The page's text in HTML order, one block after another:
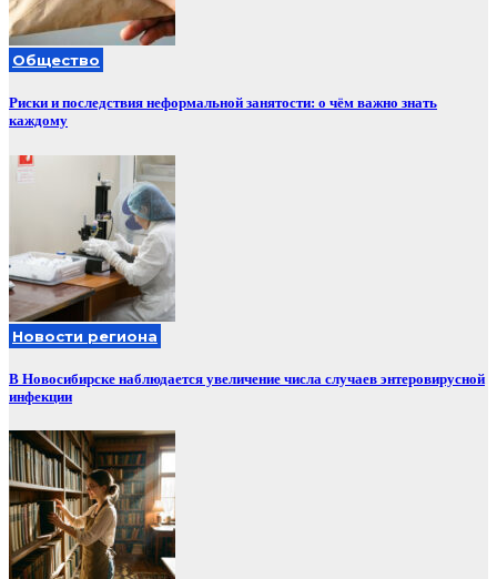
Общество
Риски и последствия неформальной занятости: о чём важно знать
каждому
Новости региона
В Новосибирске наблюдается увеличение числа случаев энтеровирусной
инфекции